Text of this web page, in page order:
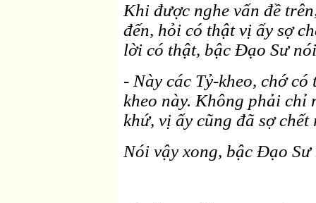
Khi được nghe vấn đề
đến, hỏi có thật vị ấy sợ
lời có thật, bậc Ðạo Sư
- Này các Tỷ-kheo, chớ
kheo này. Không phải chỉ
khứ, vị ấy cũng đã sợ chết
Nói vậy xong, bậc Ðạo Sư